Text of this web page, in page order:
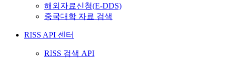
해외자료신청(E-DDS)
중국대학 자료 검색
RISS API 센터
RISS 검색 API